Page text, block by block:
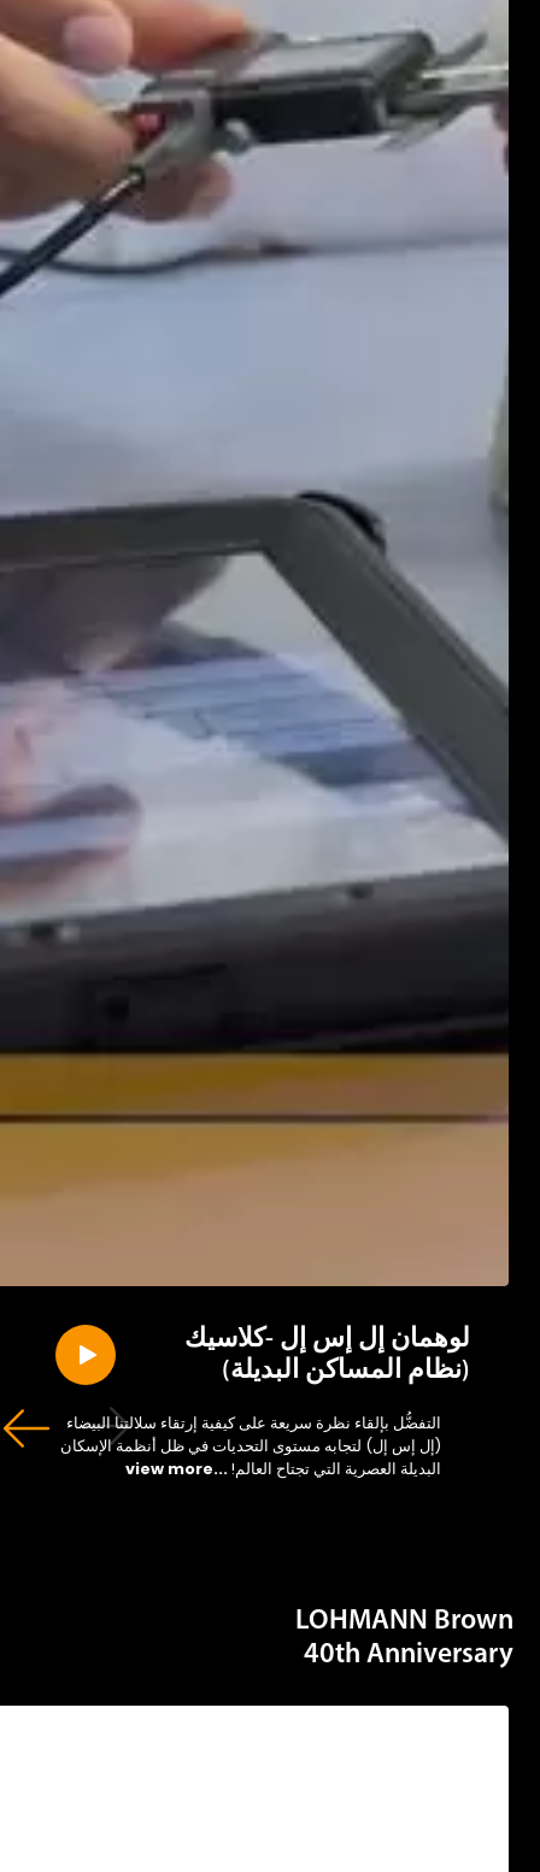
لوهمان إل إس إل -كلاسيك
(نظام المساكن البديلة)
التفضُّل بإلقاء نظرة سريعة على كيفية إرتقاء سلالتنا البيضاء
(إل إس إل) لتجابه مستوى التحديات في ظل أنظمة الإسكان
البديلة العصرية التي تجتاح العالم!...view more
LOHMANN
40th